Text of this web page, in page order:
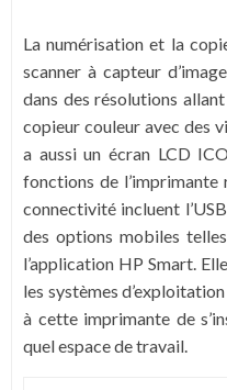
La numérisation et la
scanner à capteur
dans des résolutions
copieur couleur avec des
a aussi un écran LCD
fonctions de l’imprimante
connectivité incluent
des options mobiles
l’application HP Smart.
les systèmes
à cette imprimante de
quel espace de travail.